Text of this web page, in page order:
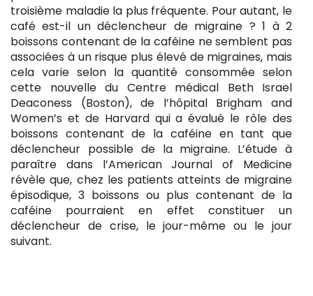
troisième maladie la plus fréquente. Pour autant, le
café est-il un déclencheur de migraine ? 1 à 2
boissons contenant de la caféine ne semblent pas
associées à un risque plus élevé de migraines, mais
cela varie selon la quantité consommée selon
cette nouvelle du Centre médical Beth Israel
Deaconess (Boston), de l’hôpital Brigham and
Women’s et de Harvard qui a évalué le rôle des
boissons contenant de la caféine en tant que
déclencheur possible de la migraine. L’étude à
paraître dans l’American Journal of Medicine
révèle que, chez les patients atteints de migraine
épisodique, 3 boissons ou plus contenant de la
caféine pourraient en effet constituer un
déclencheur de crise, le jour-même ou le jour
suivant.